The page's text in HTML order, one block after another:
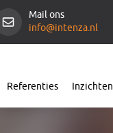
Mail ons
info@intenza.nl
Referenties Inzichten